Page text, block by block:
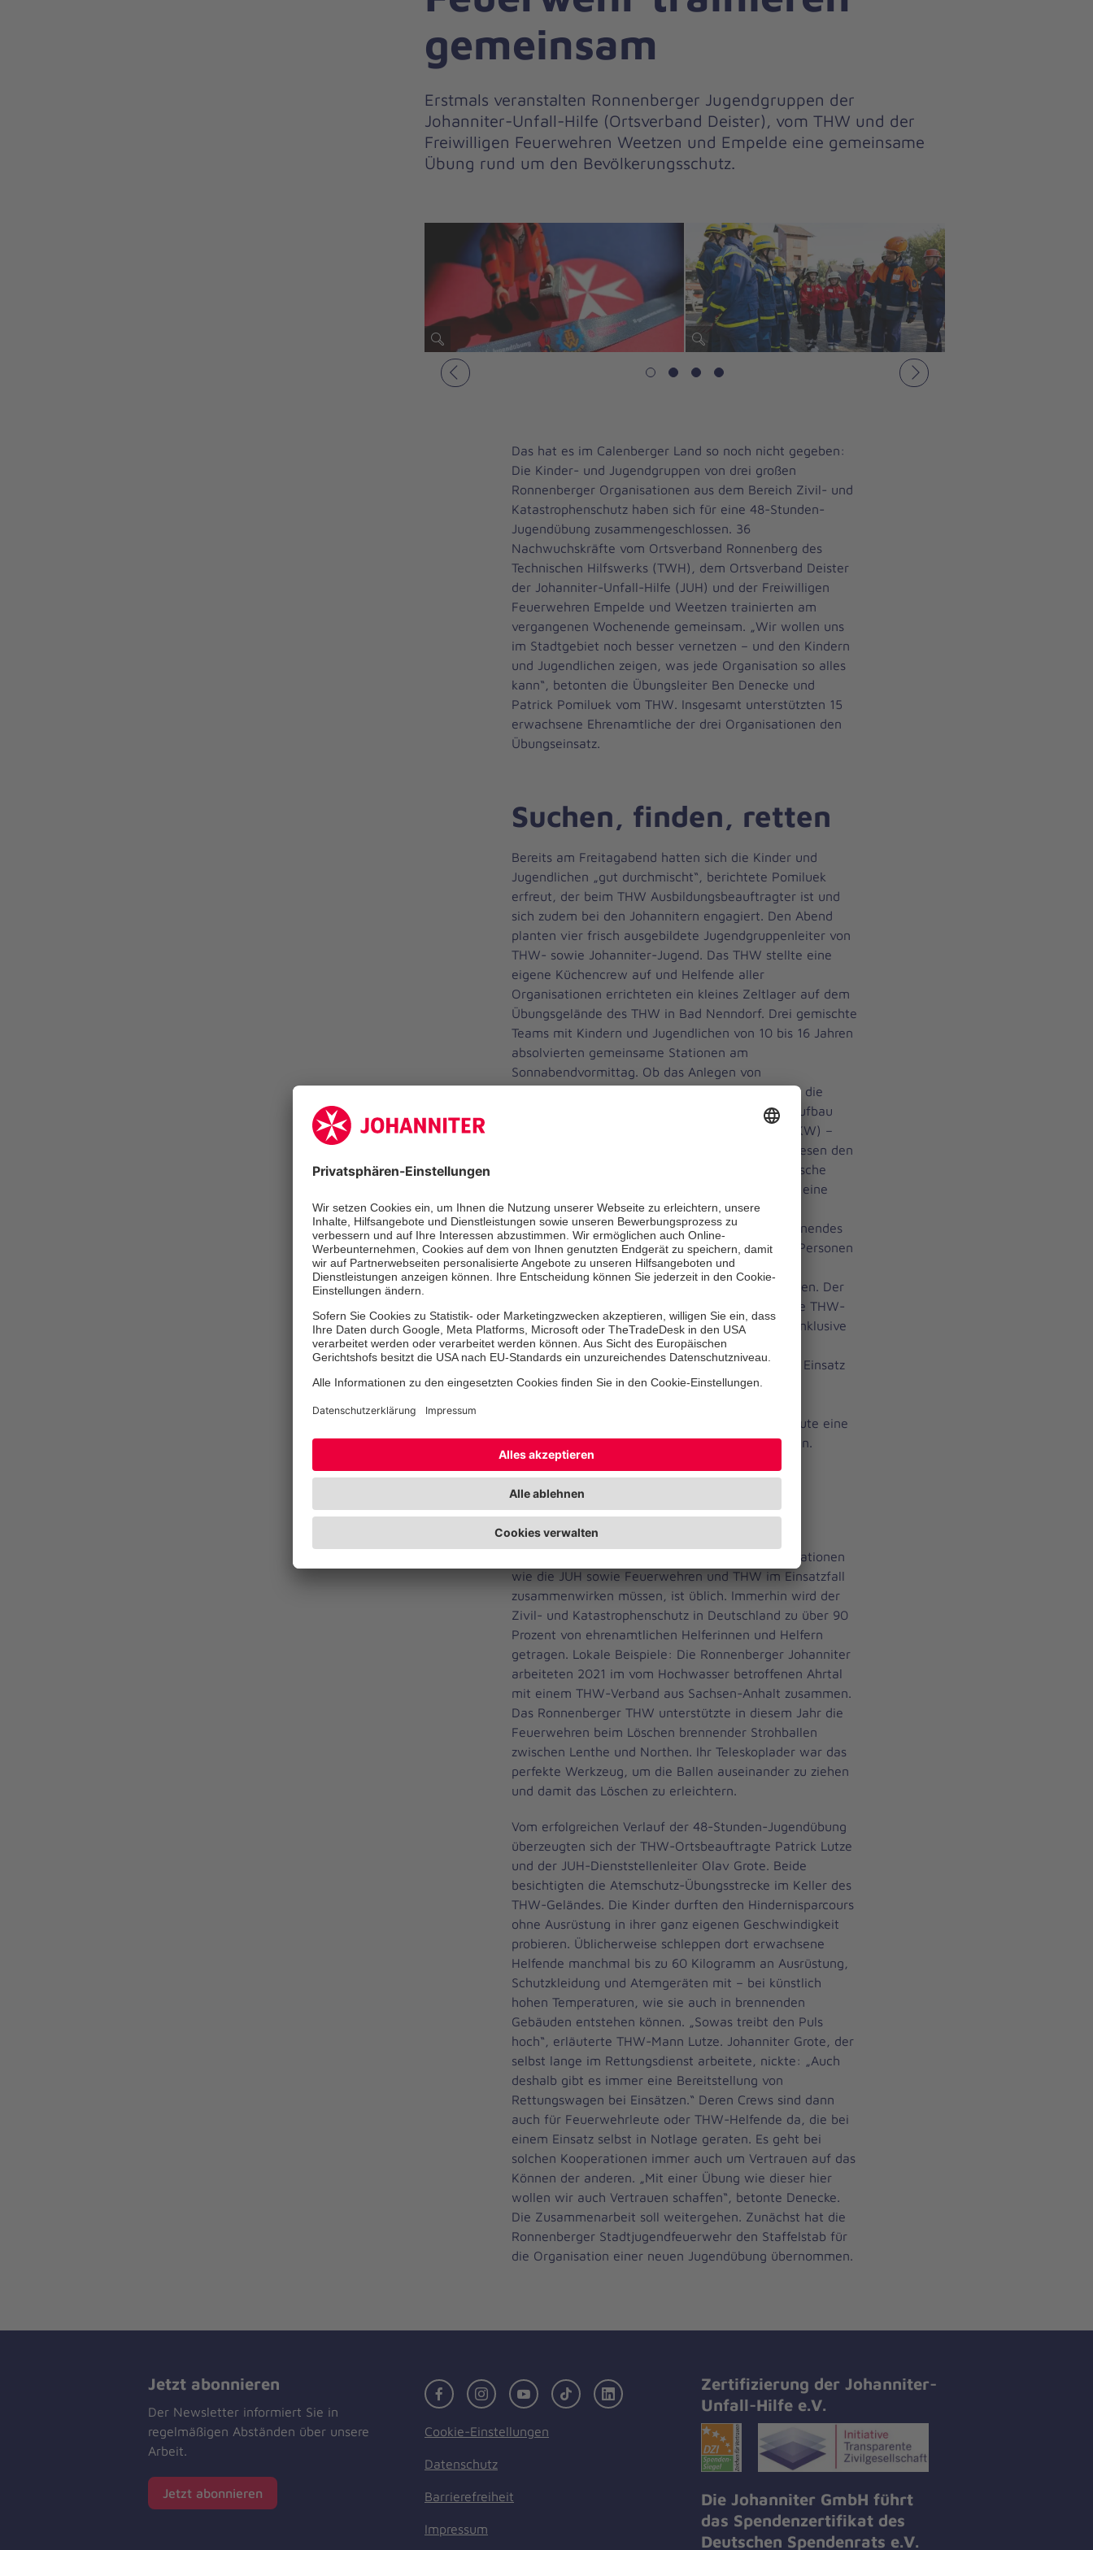
gemeinsam
Erstmals veranstalten Ronnenberger Jugendgruppen der
Johanniter-Unfall-Hilfe (Ortsverband Deister), vom THW und der
Freiwilligen Feuerwehren Weetzen und Empelde eine gemeinsame
Übung rund um den Bevölkerungsschutz.
Vorheriges Nächstes
Das hat es im Calenberger Land so noch nicht gegeben:
Die Kinder- und Jugendgruppen von drei großen
Ronnenberger Organisationen aus dem Bereich Zivil- und
Katastrophenschutz haben sich für eine 48-Stunden-
Jugendübung zusammengeschlossen. 36
Nachwuchskräfte vom Ortsverband Ronnenberg des
Technischen Hilfswerks (TWH), dem Ortsverband Deister
der Johanniter-Unfall-Hilfe (JUH) und der Freiwilligen
Feuerwehren Empelde und Weetzen trainierten am
vergangenen Wochenende gemeinsam. „Wir wollen uns
im Stadtgebiet noch besser vernetzen – und den Kindern
und Jugendlichen zeigen, was jede Organisation so alles
kann“, betonten die Übungsleiter Ben Denecke und
Patrick Pomiluek vom THW. Insgesamt unterstützten 15
erwachsene Ehrenamtliche der drei Organisationen den
Übungseinsatz.
Suchen, finden, retten
Bereits am Freitagabend hatten sich die Kinder und
Jugendlichen „gut durchmischt“, berichtete Pomiluek
erfreut, der beim THW Ausbildungsbeauftragter ist und
sich zudem bei den Johannitern engagiert. Den Abend
planten vier frisch ausgebildete Jugendgruppenleiter von
THW- sowie Johanniter-Jugend. Das THW stellte eine
eigene Küchencrew auf und Helfende aller
Organisationen errichteten ein kleines Zeltlager auf dem
Übungsgelände des THW in Bad Nenndorf. Drei gemischte
Teams mit Kindern und Jugendlichen von 10 bis 16 Jahren
absolvierten gemeinsame Stationen am
Sonnabendvormittag. Ob das Anlegen von
Druckverbänden, die Abläufe im Rettungswesen, die
Aufgaben von Löschtrupps der Feuerwehr und Aufbau
und Funktion eines THW-Gerätekraftwagens (GKW) –
einsatzerfahrene Helfende jeder Organisation wiesen den
Nachwuchs so praxisnah wie nur möglich in typische
Aufgaben ein. Für die Mädchen und Jungen kam eine
überraschende Übungsalarmierung am
Samstagnachmittag: „Das Szenario war ein brennendes
Haus, das teilweise eingestürzt war und in dem Personen
vermisst wurden“, sagte Co-Leiter Denecke. Vier
„verletzte Personen“ waren zu finden und zu retten. Der
Feuerwehrnachwuchs „löschte“ die Flammen, die THW-
Jugend suchte zwei Verletztendarstellerinnen – inklusive
realistisch geschminkter „Wunden“ – sowie zwei
Trainingspuppen und brachten sie ins Freie. Zum Einsatz
kamen unter anderem ein Schleifkorb, den die
kennengelernt hatten. Die Johanniter-Jugend baute eine
Patientenablage auf und versorgte die Geretteten.
Vertrauen schaffen
Die Übung mag inszeniert sein. Dass Hilfsorganisationen
wie die JUH sowie Feuerwehren und THW im Einsatzfall
zusammenwirken müssen, ist üblich. Immerhin wird der
Zivil- und Katastrophenschutz in Deutschland zu über 90
Prozent von ehrenamtlichen Helferinnen und Helfern
getragen. Lokale Beispiele: Die Ronnenberger Johanniter
arbeiteten 2021 im vom Hochwasser betroffenen Ahrtal
mit einem THW-Verband aus Sachsen-Anhalt zusammen.
Das Ronnenberger THW unterstützte in diesem Jahr die
Feuerwehren beim Löschen brennender Strohballen
zwischen Lenthe und Northen. Ihr Teleskoplader war das
perfekte Werkzeug, um die Ballen auseinander zu ziehen
und damit das Löschen zu erleichtern.
Vom erfolgreichen Verlauf der 48-Stunden-Jugendübung
überzeugten sich der THW-Ortsbeauftragte Patrick Lutze
und der JUH-Dienststellenleiter Olav Grote. Beide
besichtigten die Atemschutz-Übungsstrecke im Keller des
THW-Geländes. Die Kinder durften den Hindernisparcours
ohne Ausrüstung in ihrer ganz eigenen Geschwindigkeit
probieren. Üblicherweise schleppen dort erwachsene
Helfende manchmal bis zu 60 Kilogramm an Ausrüstung,
Schutzkleidung und Atemgeräten mit – bei künstlich
hohen Temperaturen, wie sie auch in brennenden
Gebäuden entstehen können. „Sowas treibt den Puls
hoch“, erläuterte THW-Mann Lutze. Johanniter Grote, der
selbst lange im Rettungsdienst arbeitete, nickte: „Auch
deshalb gibt es immer eine Bereitstellung von
Rettungswagen bei Einsätzen.“ Deren Crews sind dann
auch für Feuerwehrleute oder THW-Helfende da, die bei
einem Einsatz selbst in Notlage geraten. Es geht bei
solchen Kooperationen immer auch um Vertrauen auf das
Können der anderen. „Mit einer Übung wie dieser hier
wollen wir auch Vertrauen schaffen“, betonte Denecke.
Die Zusammenarbeit soll weitergehen. Zunächst hat die
Ronnenberger Stadtjugendfeuerwehr den Staffelstab für
die Organisation einer neuen Jugendübung übernommen.
Jetzt abonnieren
Der Newsletter informiert Sie in
regelmäßigen Abständen über unsere
Arbeit.
Jetzt abonnieren
FacebookInstagramYoutubeTikTok LinkedIn
Cookie-Einstellungen
Datenschutz
Barrierefreiheit
Impressum
Zertifizierung der Johanniter-
Unfall-Hilfe e.V.
Die Johanniter GmbH führt
das Spendenzertifikat des
Deutschen Spendenrats e.V.